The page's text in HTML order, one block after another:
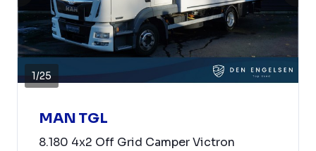
1/25
MAN TGL
8.180 4x2 Off Grid Camper Victron